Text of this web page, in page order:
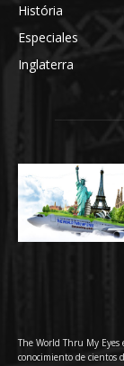
História
Especiales
Inglaterra
The World Thru My Eyes
conocimiento de cientos